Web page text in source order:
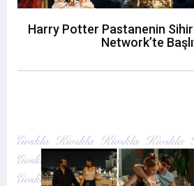
Harry Potter Pastanenin
Network’te